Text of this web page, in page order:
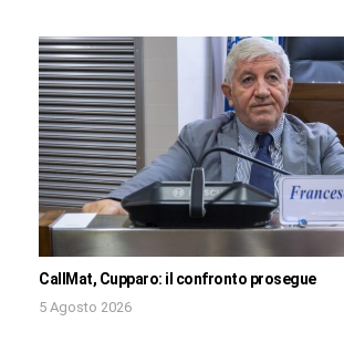
CallMat, Cupparo: il confronto prosegue
5 Agosto 2026